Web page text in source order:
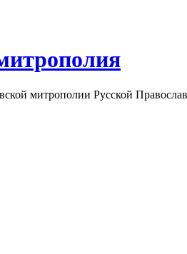
митрополии Русской